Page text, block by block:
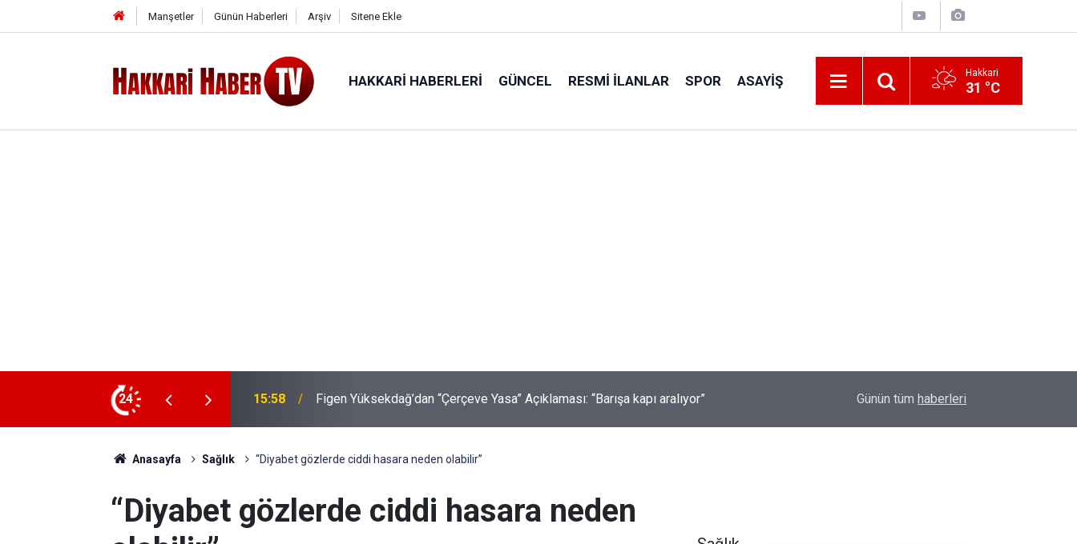
Manşetler Günün Haberleri Arşiv Sitene Ekle
HAKKARI HABERLERI GÜNCEL RESMI İLANLAR SPOR ASAYIŞ Hakkari
31 °C
24
Açıklaması: “Barışa kapı aralıyor” 15:03
Rojin Kabaiş, Hiranur Aygar ve Kıvanç Uman’ın Ailelerini Hedef Alan
Şüphelilere Operasyon
Otomobil refüje çarptı 2 yaralı
Günün tüm haberleri
Anasayfa Sağlık “Diyabet gözlerde ciddi hasara neden olabilir”
“Diyabet gözlerde ciddi hasara neden